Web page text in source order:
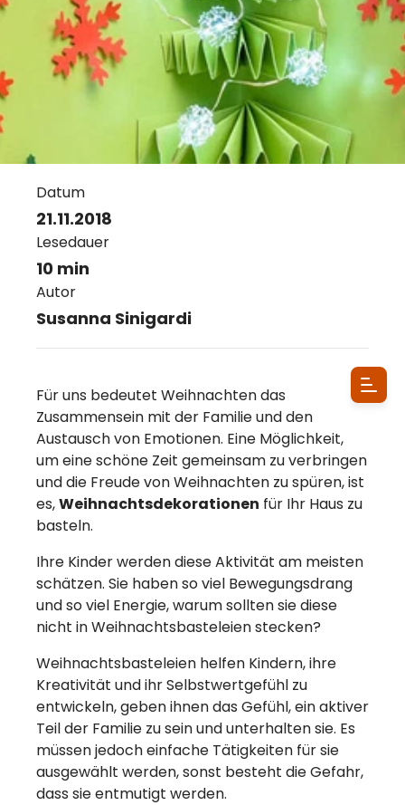
Datum
21.11.2018
Lesedauer
10 min
Autor
Susanna Sinigardi
Für uns bedeutet Weihnachten das
Zusammensein mit der Familie und den
Austausch von Emotionen. Eine Möglichkeit,
um eine schöne Zeit gemeinsam zu verbringen
und die Freude von Weihnachten zu spüren, ist
es,Weihnachtsdekorationen für Ihr Haus zu
basteln.
Ihre Kinder werden diese Aktivität am meisten
schätzen. Sie haben so viel Bewegungsdrang
und so viel Energie, warum sollten sie diese
nicht in Weihnachtsbasteleien stecken?
Weihnachtsbasteleien helfen Kindern, ihre
Kreativität und ihr Selbstwertgefühl zu
entwickeln, geben ihnen das Gefühl, ein aktiver
Teil der Familie zu sein und unterhalten sie. Es
müssen jedoch einfache Tätigkeiten für sie
ausgewählt werden, sonst besteht die Gefahr,
dass sie entmutigt werden.